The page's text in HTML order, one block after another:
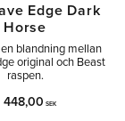
Edge Dark
Horse
blandning mellan
original och Beast
raspen.
448,00 SEK